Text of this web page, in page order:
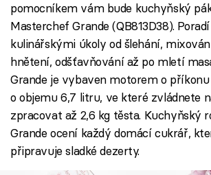
pomocníkem vám bude kuchyňský
Masterchef Grande (QB813D38).
kulinářskými úkoly od šlehání,
hnětení, odšťavňování až po mletí
Grande je vybaven motorem o
o objemu 6,7 litru, ve které zvládnete
zpracovat až 2,6 kg těsta. Kuchyňský
Grande ocení každý domácí cukrář,
připravuje sladké dezerty.